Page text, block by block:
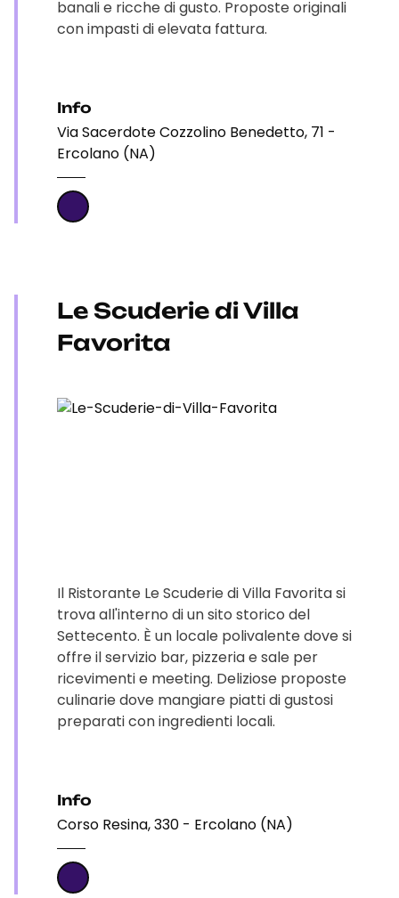
banali e ricche di gusto. Proposte originali
con impasti di elevata fattura.
Info
Via Sacerdote Cozzolino Benedetto, 71 -
Ercolano (NA)
Le Scuderie di Villa
Favorita
Il Ristorante Le Scuderie di Villa Favorita si
trova all'interno di un sito storico del
Settecento. È un locale polivalente dove si
offre il servizio bar, pizzeria e sale per
ricevimenti e meeting. Deliziose proposte
culinarie dove mangiare piatti di gustosi
preparati con ingredienti locali.
Info
Corso Resina, 330 - Ercolano (NA)